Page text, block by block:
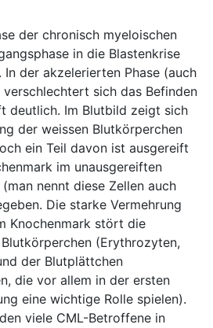
der chronisch myeloischen
in die Blastenkrise
der akzelerierten Phase (auch
verschlechtert sich das Befinden
deutlich. Im Blutbild zeigt sich
der weissen Blutkörperchen
ein Teil davon ist ausgereift 
im unausgereiften
nennt diese Zellen auch
Die starke Vermehrung
Knochenmark stört die
(Erythrozyten,
der Blutplättchen
die vor allem in der ersten
eine wichtige Rolle spielen).
viele CML-Betroffene in